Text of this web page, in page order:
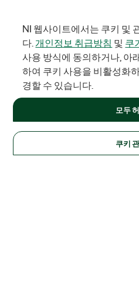
NI 웹사이트에서는 쿠키 및
다.개인정보 취급방침 및 쿠
사용 방식에 동의하거나, 아
하여 쿠키 사용을 비활성화
경할 수 있습니다.
쿠키
모두